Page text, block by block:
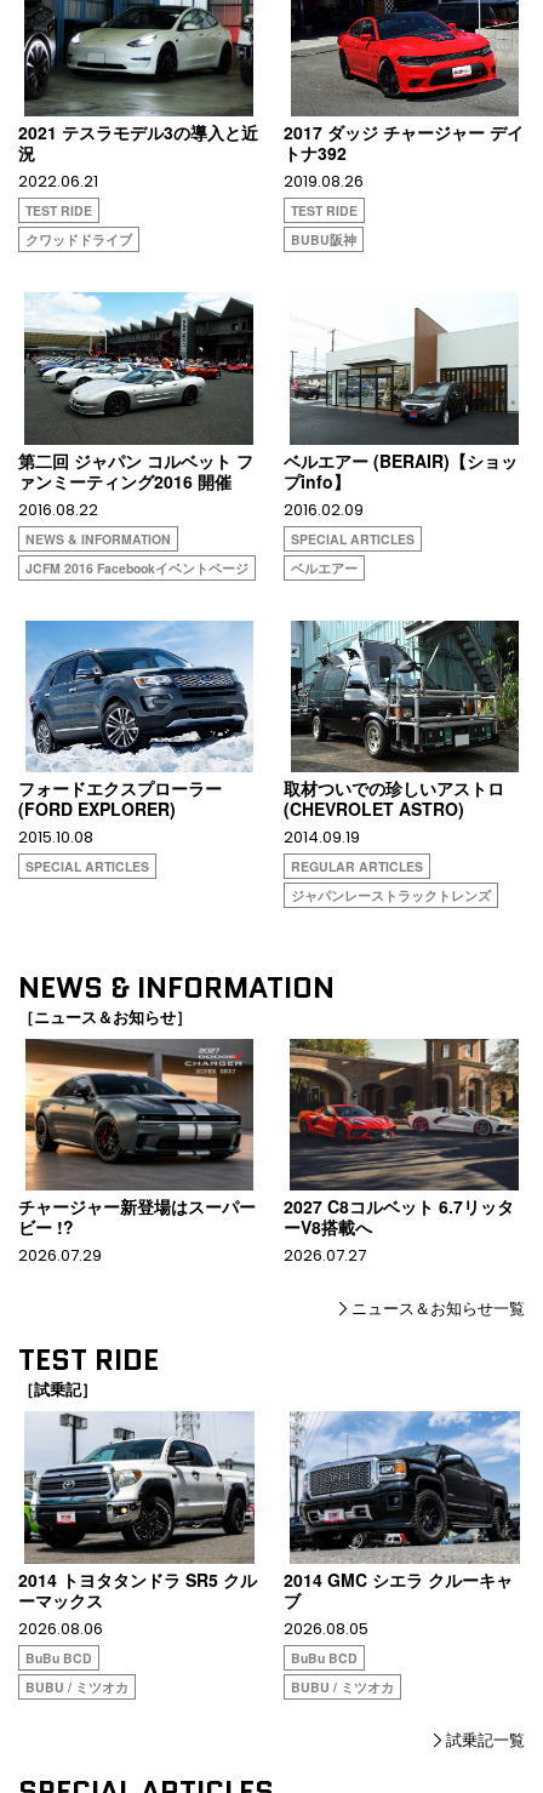
2021 テスラモデル3の導入と近
況
2022.06.21
TEST RIDE
クワッドドライブ
2017 ダッジ チャージャー デイ
トナ392
2019.08.26
TEST RIDE
BUBU阪神
第二回 ジャパン コルベット フ
ァンミーティング2016 開催
2016.08.22
NEWS & INFORMATION
JCFM 2016 Facebookイベントページ
ベルエアー (BERAIR)【ショッ
プinfo】
2016.02.09
SPECIAL ARTICLES
ベルエアー
フォードエクスプローラー
(FORD EXPLORER)
2015.10.08
SPECIAL ARTICLES
取材ついでの珍しいアストロ
(CHEVROLET ASTRO)
2014.09.19
REGULAR ARTICLES
ジャパンレーストラックトレンズ
NEWS & INFORMATION
［ニュース＆お知らせ］
チャージャー新登場はスーパー
ビー !?
2026.07.29
2027 C8コルベット 6.7リッタ
ーV8搭載へ
2026.07.27
ニュース＆お知らせ一覧
TEST RIDE
［試乗記］
2014 トヨタタンドラ SR5 クル
ーマックス
2026.08.06
BuBu BCD
BUBU / ミツオカ
2014 GMC シエラ クルーキャ
ブ
2026.08.05
BuBu BCD
BUBU / ミツオカ
試乗記一覧